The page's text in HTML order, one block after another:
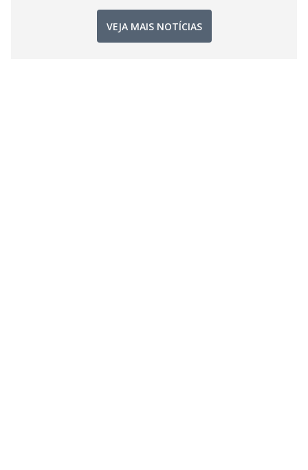
VEJA MAIS NOTÍCIAS